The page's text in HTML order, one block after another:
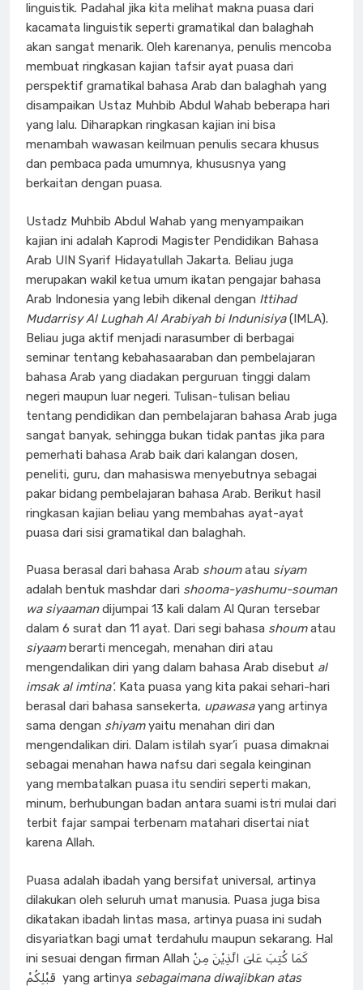
linguistik. Padahal jika kita melihat makna puasa dari
kacamata linguistik seperti gramatikal dan balaghah
akan sangat menarik. Oleh karenanya, penulis mencoba
membuat ringkasan kajian tafsir ayat puasa dari
perspektif gramatikal bahasa Arab dan balaghah yang
disampaikan Ustaz Muhbib Abdul Wahab beberapa hari
yang lalu. Diharapkan ringkasan kajian ini bisa
menambah wawasan keilmuan penulis secara khusus
dan pembaca pada umumnya, khususnya yang
berkaitan dengan puasa.
Ustadz Muhbib Abdul Wahab yang menyampaikan
kajian ini adalah Kaprodi Magister Pendidikan Bahasa
Arab UIN Syarif Hidayatullah Jakarta. Beliau juga
merupakan wakil ketua umum ikatan pengajar bahasa
Arab Indonesia yang lebih dikenal dengan Ittihad
Mudarrisy Al Lughah Al Arabiyah bi Indunisiya(IMLA).
Beliau juga aktif menjadi narasumber di berbagai
seminar tentang kebahasaaraban dan pembelajaran
bahasa Arab yang diadakan perguruan tinggi dalam
negeri maupun luar negeri. Tulisan-tulisan beliau
tentang pendidikan dan pembelajaran bahasa Arab juga
sangat banyak, sehingga bukan tidak pantas jika para
pemerhati bahasa Arab baik dari kalangan dosen,
peneliti, guru, dan mahasiswa menyebutnya sebagai
pakar bidang pembelajaran bahasa Arab. Berikut hasil
ringkasan kajian beliau yang membahas ayat-ayat
puasa dari sisi gramatikal dan balaghah.
Puasa berasal dari bahasa Arab shoumatau siyam
adalah bentuk mashdar dari shooma-yashumu-souman
wa siyaamandijumpai 13 kali dalam Al Quran tersebar
dalam 6 surat dan 11 ayat. Dari segi bahasa shoumatau
siyaamberarti mencegah, menahan diri atau
mengendalikan diri yang dalam bahasa Arab disebut al
imsak al imtina’. Kata puasa yang kita pakai sehari-hari
berasal dari bahasa sansekerta, upawasayang artinya
sama dengan shiyamyaitu menahan diri dan
mengendalikan diri. Dalam istilah syar’i puasa dimaknai
sebagai menahan hawa nafsu dari segala keinginan
yang membatalkan puasa itu sendiri seperti makan,
minum, berhubungan badan antara suami istri mulai dari
terbit fajar sampai terbenam matahari disertai niat
karena Allah.
Puasa adalah ibadah yang bersifat universal, artinya
dilakukan oleh seluruh umat manusia. Puasa juga bisa
dikatakan ibadah lintas masa, artinya puasa ini sudah
disyariatkan bagi umat terdahulu maupun sekarang. Hal
ini sesuai dengan firman Allah كَمَا كُتِبَ عَلىَ الَّذِيْنَ مِنْ
قَبْلِكُمْ yang artinya sebagaimana diwajibkan atas